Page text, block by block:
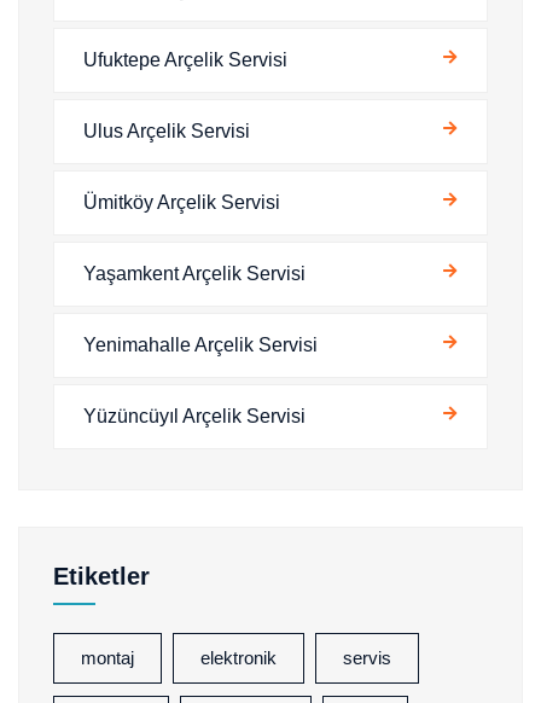
Ufuktepe Arçelik Servisi
Ulus Arçelik Servisi
Ümitköy Arçelik Servisi
Yaşamkent Arçelik Servisi
Yenimahalle Arçelik Servisi
Yüzüncüyıl Arçelik Servisi
Etiketler
montaj elektronik servis